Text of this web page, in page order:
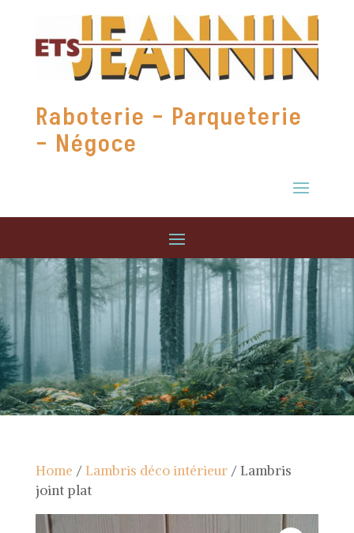
Raboterie – Parqueterie
– Négoce
Home / Lambris déco intérieur/ Lambris
joint plat